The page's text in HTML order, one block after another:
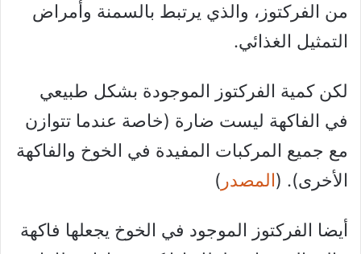
من الفركتوز، والذي يرتبط بالسمنة وأمراض
التمثيل الغذائي.
لكن كمية الفركتوز الموجودة بشكل طبيعي
في الفاكهة ليست ضارة (خاصة عندما تتوازن
مع جميع المركبات المفيدة في الخوخ والفاكهة
الأخرى). (المصدر )
أيضا الفركتوز الموجود في الخوخ يجعلها فاكهة